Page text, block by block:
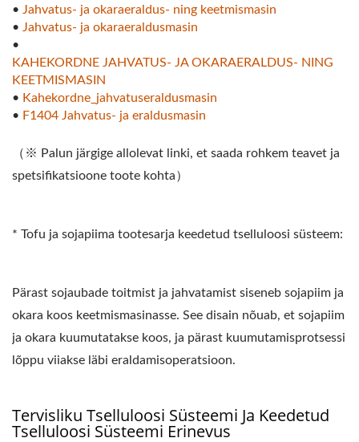
• Jahvatus- ja okaraeraldus- ning keetmismasin
• Jahvatus- ja okaraeraldusmasin
•
KAHEKORDNE JAHVATUS- JA OKARAERALDUS- NING
KEETMISMASIN
• Kahekordne_jahvatuseraldusmasin
• F1404 Jahvatus- ja eraldusmasin
（※ Palun järgige allolevat linki, et saada rohkem teavet ja
spetsifikatsioone toote kohta）
* Tofu ja sojapiima tootesarja keedetud tselluloosi süsteem:
Pärast sojaubade toitmist ja jahvatamist siseneb sojapiim ja
okara koos keetmismasinasse. See disain nõuab, et sojapiim
ja okara kuumutatakse koos, ja pärast kuumutamisprotsessi
lõppu viiakse läbi eraldamisoperatsioon.
Tervisliku Tselluloosi Süsteemi Ja Keedetud
Tselluloosi Süsteemi Erinevus